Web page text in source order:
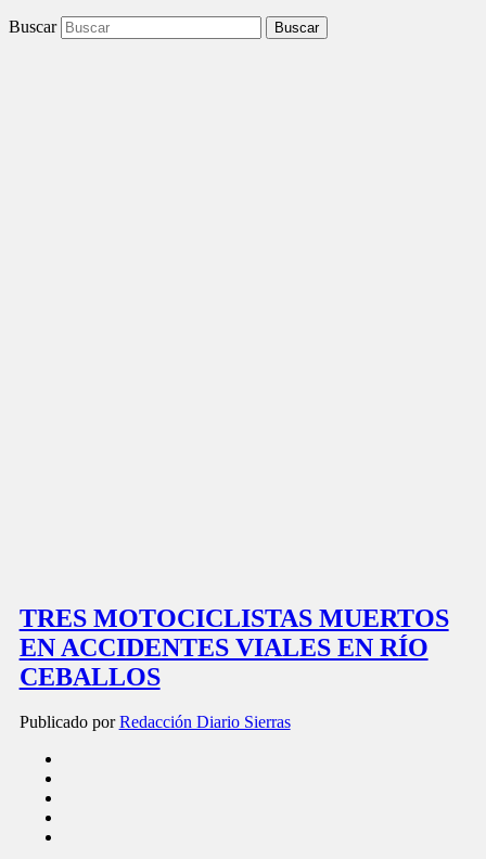
Buscar
TRES MOTOCICLISTAS MUERTOS
EN ACCIDENTES VIALES EN RÍO
CEBALLOS
Publicado porRedacción Diario Sierras